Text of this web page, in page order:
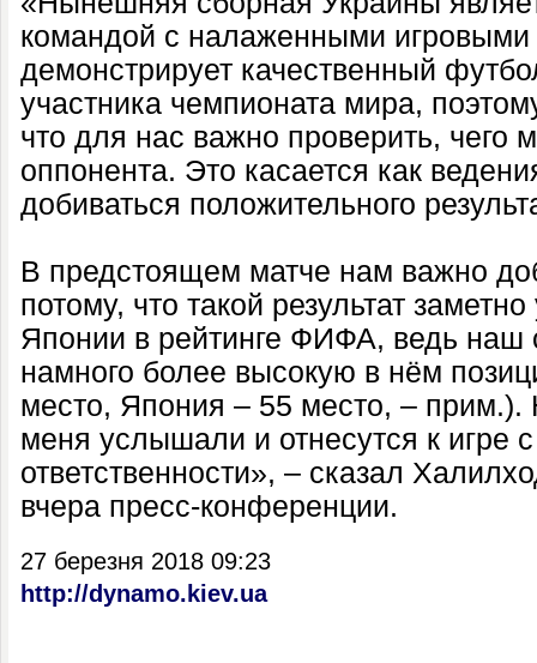
командой с налаженными игровыми
демонстрирует качественный
участника чемпионата мира,
что для нас важно проверить, чего
оппонента. Это касается как
добиваться положительного
В предстоящем матче нам важно
потому, что такой результат
Японии в рейтинге ФИФА, ведь наш
намного более высокую в нём
место, Япония – 55 место, –
меня услышали и отнесутся к игре
ответственности», – сказал
вчера пресс-конференции.
27 березня 2018 09:23
http://dynamo.kiev.ua